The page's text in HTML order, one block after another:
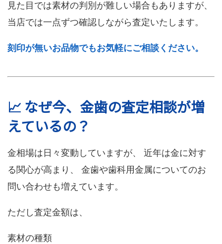
見た目では素材の判別が難しい場合もありますが、
当店では一点ずつ確認しながら査定いたします。
刻印が無いお品物でもお気軽にご相談ください。
📈 なぜ今、金歯の査定相談が増
えているの？
金相場は日々変動していますが、 近年は金に対す
る関心が高まり、 金歯や歯科用金属についてのお
問い合わせも増えています。
ただし査定金額は、
素材の種類